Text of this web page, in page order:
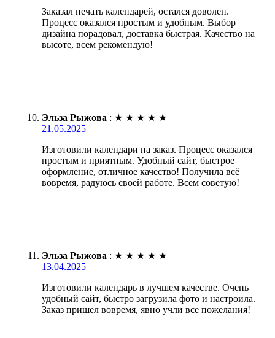
Заказал печать календарей, остался доволен.
Процесс оказался простым и удобным. Выбор
дизайна порадовал, доставка быстрая. Качество на
высоте, всем рекомендую!
Эльза Рыжова : ★ ★ ★ ★ ★
21.05.2025
Изготовили календари на заказ. Процесс оказался
простым и приятным. Удобный сайт, быстрое
оформление, отличное качество! Получила всё
вовремя, радуюсь своей работе. Всем советую!
Эльза Рыжова : ★ ★ ★ ★ ★
13.04.2025
Изготовили календарь в лучшем качестве. Очень
удобный сайт, быстро загрузила фото и настроила.
Заказ пришел вовремя, явно учли все пожелания!